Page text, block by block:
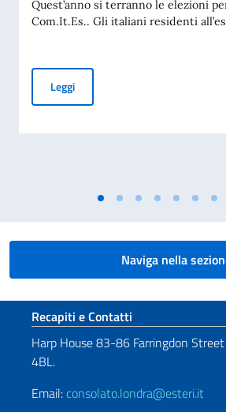
Quest’anno si terranno le elezioni
Com.It.Es.. Gli italiani residenti
LeggiElezioni Comites 2026
Naviga nella
Sezione footer
Recapiti e Contatti
Harp House 83-86 Farringdon
4BL.
Email: consolato.londra@esteri.it